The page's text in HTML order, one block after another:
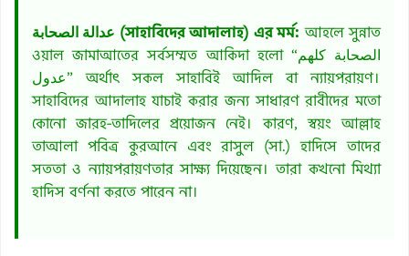
عدالة الصحابة (সাহাবিদের আদালাহ) এর মর্ম: আহলে সুন্নাত
ওয়াল জামাআতের সর্বসম্মত আকিদা হলো “الصحابة كلهم
عدول” অর্থাৎ সকল সাহাবিই আদিল বা ন্যায়পরায়ণ।
সাহাবিদের আদালাহ যাচাই করার জন্য সাধারণ রাবীদের মতো
কোনো জারহ-তাদিলের প্রয়োজন নেই। কারণ, স্বয়ং আল্লাহ
তাআলা পবিত্র কুরআনে এবং রাসুল (সা.) হাদিসে তাদের
সততা ও ন্যায়পরায়ণতার সাক্ষ্য দিয়েছেন। তারা কখনো মিথ্যা
হাদিস বর্ণনা করতে পারেন না।